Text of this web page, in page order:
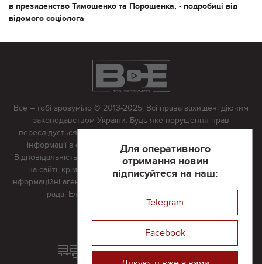
в президенство Тимошенко та Порошенка, - подробиці від
відомого соціолога
Для оперативного
отримання новин
підписуйтеся на наш:
Telegram
Facebook
Все – тобі зрозуміло © 2013-2025. Всі права захищені діючим
законодавством України. Будь-яке порушення прав
переслідується в судовому порядку. Будь-яке відтворення
інформації з сайту тільки з письмово дозволу редакції.
Відповідальність за достовірність усіх матеріалів, розміщених
на сайті, крім матеріалів, які містять посилання на інші
інформаційні агентства або інтернет-видання, несе редакційна
рада. Електронна пошта:
Реклама на сайті
Розроблений та підтримується